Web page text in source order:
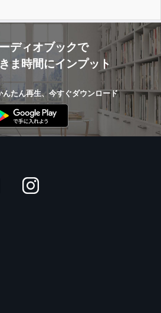
ディオブックで
ま時間にインプット
んたん再生、今すぐダウンロード